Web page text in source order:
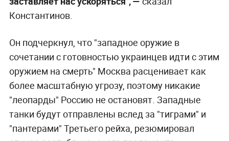
Константинов.
Он подчеркнул, что "западное оружие в
сочетании с готовностью украинцев идти с этим
оружием на смерть" Москва расценивает как
более масштабную угрозу, поэтому никакие
"леопарды" Россию не остановят. Западные
танки будут отправлены вслед за "тиграми" и
"пантерами" Третьего рейха, резюмировал